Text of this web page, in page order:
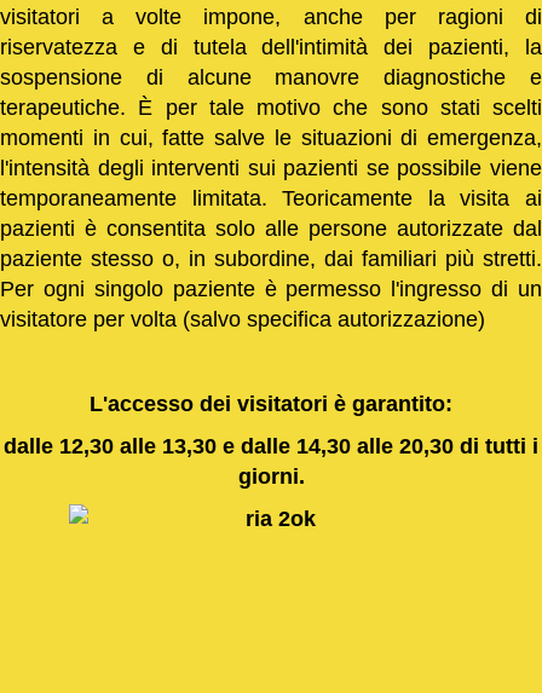
visitatori a volte impone, anche per ragioni di
riservatezza e di tutela dell'intimità dei pazienti, la
sospensione di alcune manovre diagnostiche e
terapeutiche. È per tale motivo che sono stati scelti
momenti in cui, fatte salve le situazioni di emergenza,
l'intensità degli interventi sui pazienti se possibile viene
temporaneamente limitata. Teoricamente la visita ai
pazienti è consentita solo alle persone autorizzate dal
paziente stesso o, in subordine, dai familiari più stretti.
Per ogni singolo paziente è permesso l'ingresso di un
visitatore per volta (salvo specifica autorizzazione)
L'accesso dei visitatori è garantito:
dalle 12,30 alle 13,30 e dalle 14,30 alle 20,30 di tutti i
giorni.